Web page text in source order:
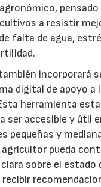
pensado
a resistir
falta de agua,
incorporará
digital de apoyo a
herramienta
ser accesible y útil
pequeñas y
agricultor pueda
sobre el estado